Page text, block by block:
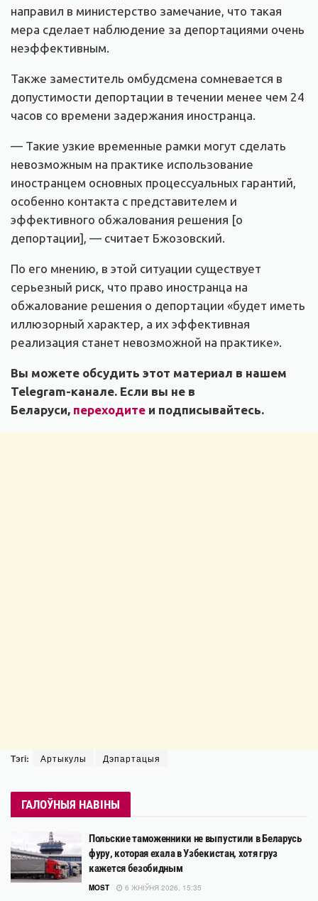
направил в министерство замечание, что такая
мера сделает наблюдение за депортациями очень
неэффективным.
Также заместитель омбудсмена сомневается в
допустимости депортации в течении менее чем 24
часов со времени задержания иностранца.
— Такие узкие временные рамки могут сделать
невозможным на практике использование
иностранцем основных процессуальных гарантий,
особенно контакта с представителем и
эффективного обжалования решения [о
депортации], — считает Бжозовский.
По его мнению, в этой ситуации существует
серьезный риск, что право иностранца на
обжалование решения о депортации «будет иметь
иллюзорный характер, а их эффективная
реализация станет невозможной на практике».
Вы можете обсудить этот материал в нашем
Telegram-канале. Если вы не в
Беларуси, переходите и подписывайтесь.
Тэгі: Артыкулы Дэпартацыя
ГАЛОЎНЫЯ НАВІНЫ
Польские таможенники не выпустили в Беларусь
фуру, которая ехала в Узбекистан, хотя груз
кажется безобидным
MOST 6 ЖНІЎНЯ 2026, 15:35